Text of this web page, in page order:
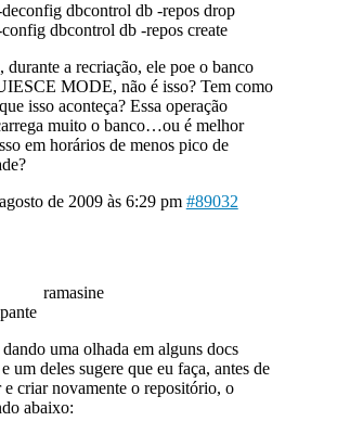
deconfig dbcontrol db -repos drop
dbcontrol db -repos create
durante a recriação, ele poe o banco
MODE, não é isso? Tem como
isso aconteça? Essa operação
muito o banco…ou é melhor
em horários de menos pico de
de 2009 às 6:29 pm #89032
ramasine
uma olhada em alguns docs
um deles sugere que eu faça, antes de
e criar novamente o repositório, o
abaixo: